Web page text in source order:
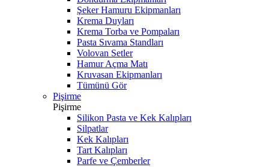
Şeker Hamuru Ekipmanları
Krema Duyları
Krema Torba ve Pompaları
Pasta Sıvama Standları
Volovan Setler
Hamur Açma Matı
Kruvasan Ekipmanları
Tümünü Gör
Pişirme
Pişirme
Silikon Pasta ve Kek Kalıpları
Silpatlar
Kek Kalıpları
Tart Kalıpları
Parfe ve Çemberler